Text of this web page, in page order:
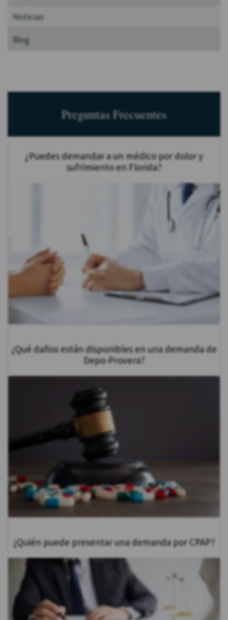
Noticias
Blog
Preguntas Frecuentes
¿Puedes demandar a un médico por dolor y
sufrimiento en Florida?
¿Qué daños están disponibles en una demanda de
Depo-Provera?
¿Quién puede presentar una demanda por CPAP?